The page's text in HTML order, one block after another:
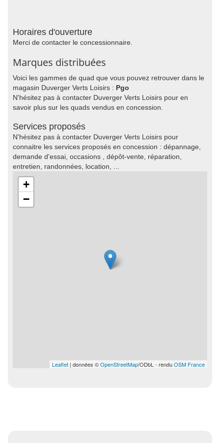
Horaires d'ouverture
Merci de contacter le concessionnaire.
Marques distribuées
Voici les gammes de quad que vous pouvez retrouver dans le
magasin Duverger Verts Loisirs : Pgo
N'hésitez pas à contacter Duverger Verts Loisirs pour en
savoir plus sur les quads vendus en concession.
Services proposés
N'hésitez pas à contacter Duverger Verts Loisirs pour
connaitre les services proposés en concession : dépannage,
demande d'essai, occasions , dépôt-vente, réparation,
entretien, randonnées, location, ...
+
−
Leaflet | données ©OpenStreetMap/ODbL - renduOSM France